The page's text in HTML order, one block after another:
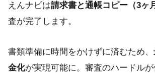
えんナビは請求書と通帳コピー（3ヶ
査が完了します。
書類準備に時間をかけずに済むため、
金化が実現可能に。審査のハードル